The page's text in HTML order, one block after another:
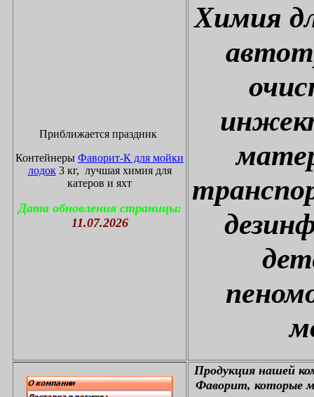
Приближается праздник
Контейнеры Фаворит-К для мойки
лодок3 кг, лучшая химия для
катеров и яхт
Дата обновления страницы:
11.07.2026
Химия
Продукция нашей
Фаворит, которые